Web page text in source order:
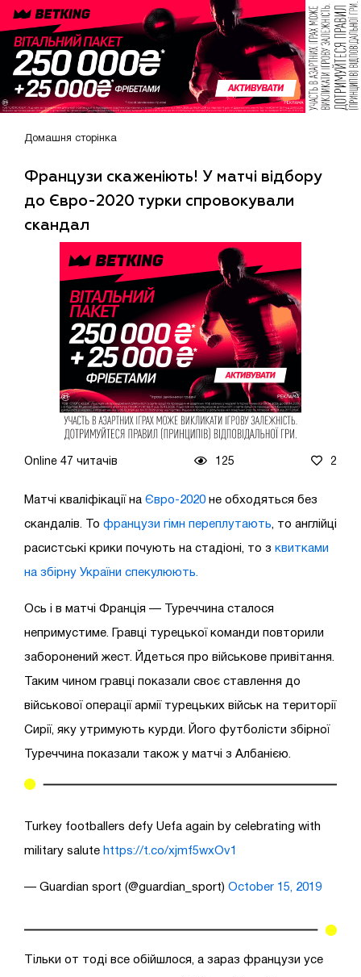
Домашня сторінка
Французи скаженіють! У матчі відбору
до Євро-2020 турки спровокували
скандал
Online 47 читачів 125 2
Матчі кваліфікації на Євро-2020 не обходяться без
скандалів. То французи гімн переплутають , то англійці
расистські крики почують на стадіоні, то з квитками
на збірну України спекулюють.
Ось і в матчі Франція — Туреччина сталося
непримустиме. Гравці турецької команди повторили
заборонений жест. Йдеться про військове привітання.
Таким чином гравці показали своє ставлення до
військової операції армії турецьких військ на території
Сирії, яку утримують курди. Його футболісти збірної
Туреччина показали також у матчі з Албанією.
Turkey footballers defy Uefa again by celebrating with
military salute https://t.co/xjmf5wxOv1
— Guardian sport (@guardian_sport) October 15, 2019
Тільки от тоді все обійшлося, а зараз французи усе